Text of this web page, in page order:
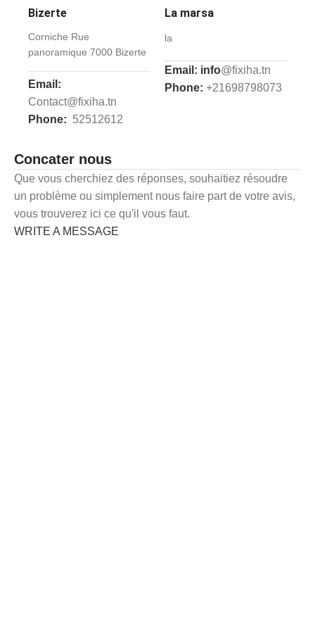
Bizerte
Corniche Rue
panoramique 7000 Bizerte
Email:
Contact@fixiha.tn
Phone: 52512612
La marsa
la
Email: info@fixiha.tn
Phone: +21698798073
Concater nous
Que vous cherchiez des réponses, souhaitiez résoudre
un problème ou simplement nous faire part de votre avis,
vous trouverez ici ce qu'il vous faut.
WRITE A MESSAGE